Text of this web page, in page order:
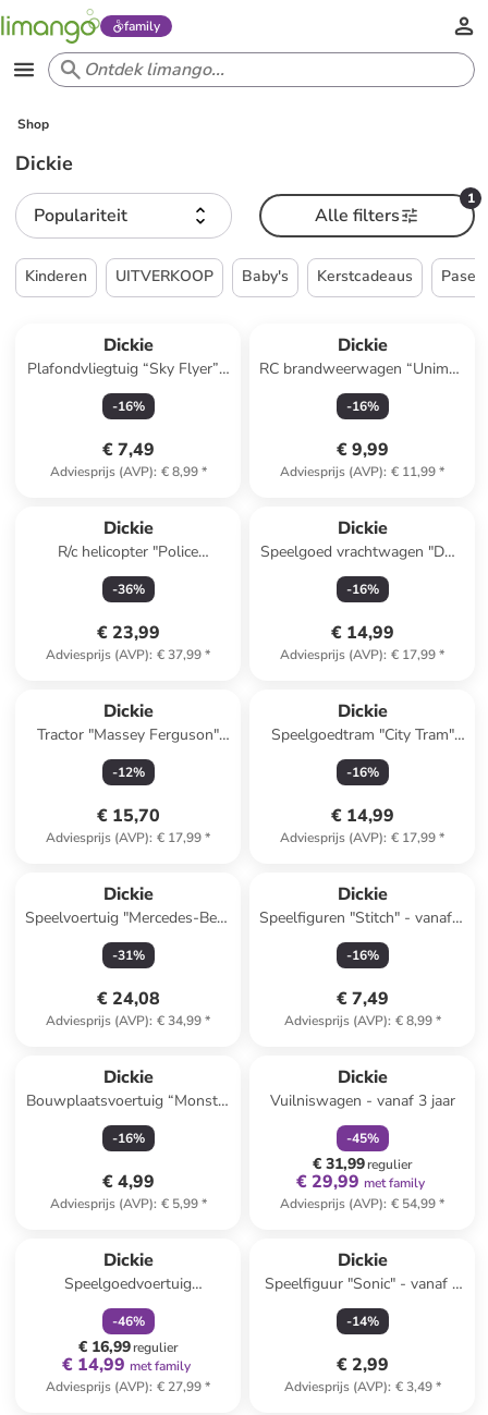
family
Shop
Dickie
Populariteit
1
Alle filters
Kinderen UITVERKOOP Baby's Kerstcadeaus Pasen
Dickie
Plafondvliegtuig “Sky Flyer” -
vanaf 3 jaar
-16%
€ 7,49
Adviesprijs (AVP): € 8,99*
Dickie
RC brandweerwagen “Unimog
U530 Fire Truck” - vanaf 3 jaar
-16%
€ 9,99
Adviesprijs (AVP): € 11,99*
Dickie
R/c helicopter "Police
Helicopter'' - vanaf 8 jaar
-36%
€ 23,99
Adviesprijs (AVP): € 37,99*
Dickie
Speelgoed vrachtwagen "DHL
Truck" geel - vanaf 3 jaar
-16%
€ 14,99
Adviesprijs (AVP): € 17,99*
Dickie
Tractor "Massey Ferguson"
met accessoires - vanaf 12
maanden
-12%
€ 15,70
Adviesprijs (AVP): € 17,99*
Dickie
Speelgoedtram "City Tram"
blauw - vanaf 3 jaar
-16%
€ 14,99
Adviesprijs (AVP): € 17,99*
Dickie
Speelvoertuig "Mercedes-Benz
E-Class Beat Spinner"
lichtblauw - vanaf 3 jaar
-31%
€ 24,08
Adviesprijs (AVP): € 34,99*
Dickie
Speelfiguren "Stitch" - vanaf 3
jaar - 12 stuks
-16%
€ 7,49
Adviesprijs (AVP): € 8,99*
Dickie
Bouwplaatsvoertuig “Monster
Truck” - vanaf 3 jaar
(verrassingsproduct)
-16%
€ 4,99
Adviesprijs (AVP): € 5,99*
Dickie
Vuilniswagen - vanaf 3 jaar
-45%
€ 31,99regulier
€ 29,99 met family
Adviesprijs (AVP): € 54,99*
Dickie
Speelgoedvoertuig
"Mercedes-Benz A-Class Beat
Spinner" groen - vanaf 3 jaar
-46%
€ 16,99regulier
€ 14,99 met family
Adviesprijs (AVP): € 27,99*
Dickie
Speelfiguur "Sonic" - vanaf 3
jaar
-14%
€ 2,99
Adviesprijs (AVP): € 3,49*